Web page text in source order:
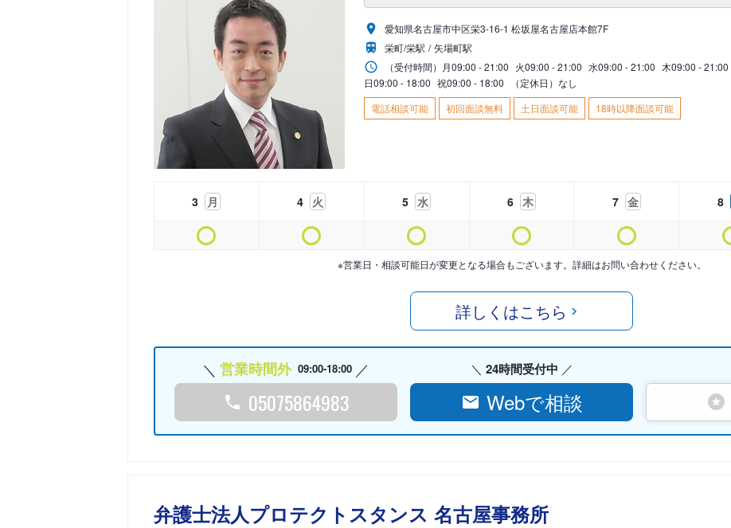
愛知県名古屋市中区栄3-16-1 松坂屋名古屋店本館7F
栄町/栄駅
矢場町駅
（受付時間） 月09:00 - 21:00 火09:00 - 21:00 水09:00 - 21:00 木09:00 - 21:00
日09:00 - 18:00 祝09:00 - 18:00
（定休日）なし
電話相談可能
初回面談無料 土日面談可能 18時以降面談可能
3 月 4 火 5 水 6 木 7 金 8
※営業日・相談可能日が変更となる場合もございます。詳細はお問い合わせください。
詳しくはこちら
営業時間外 09:00-18:00
05075864983
24時間受付中
Webで相談
弁護士法人プロテクトスタンス 名古屋事務所